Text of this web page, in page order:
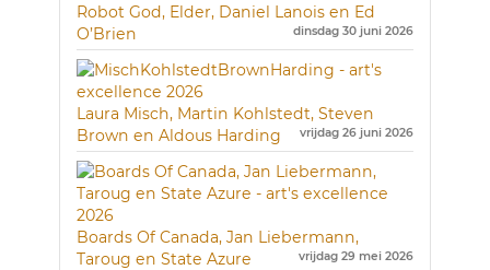
Robot God, Elder, Daniel Lanois en Ed
O’Brien
dinsdag 30 juni 2026
Laura Misch, Martin Kohlstedt, Steven
Brown en Aldous Harding
vrijdag 26 juni 2026
Boards Of Canada, Jan Liebermann,
Taroug en State Azure
vrijdag 29 mei 2026